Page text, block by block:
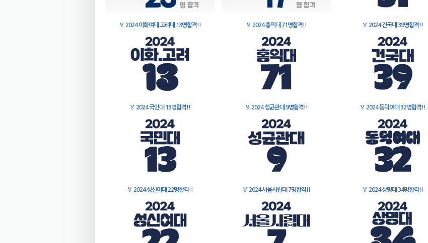
🏅 2024 이화여대 고려대 13명합격!! 🏅 2024 홍익대 71명합격!! 🏅 2024 건국대 39명합격!!
🏅 2024 국민대 13명합격!! 🏅 2024 성균관대 9명합격!! 🏅 2024 동덕여대 32명합격!!
🏅 2024 성신여대 22명합격!! 🏅 2024 서울시립대 7명합격!! 🏅 2024 상명대 34명합격!!